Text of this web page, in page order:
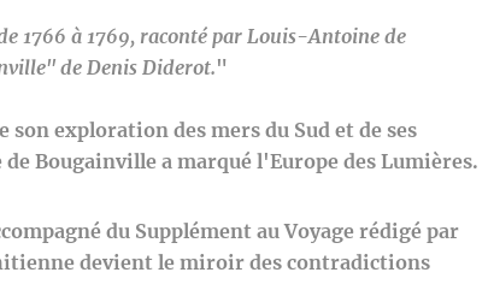
1766 à 1769, raconté par Louis-Antoine de
de Denis Diderot."
son exploration des mers du Sud et de ses
Bougainville a marqué l'Europe des Lumières.
du Supplément au Voyage rédigé par
devient le miroir des contradictions